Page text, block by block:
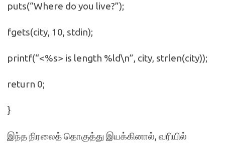
puts(“Where do you live?”);
fgets(city, 10, stdin);
printf(“<%s> is length %ld\n”, city, strlen(city));
return 0;
}
இந்த நிரலைத் தொகுத்து இயக்கினால், வரியில்